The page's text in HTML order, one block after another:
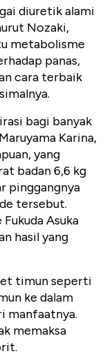
diuretik alami
Nozaki,
metabolisme
panas,
cara terbaik
bagi banyak
Karina,
yang
badan 6,6 kg
pinggangnya
tersebut.
Asuka
hasil yang
timun seperti
ke dalam
manfaatnya.
memaksa